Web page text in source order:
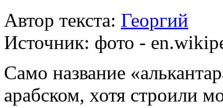
Автор текста: Георгий
Источник: фото -
Само название
арабском, хотя строили